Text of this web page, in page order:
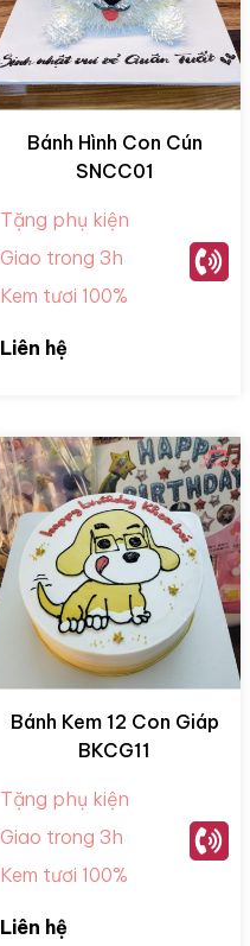
Bánh Hình Con Cún
SNCC01
Tặng phụ kiện
Giao trong 3h
Kem tươi 100%
Liên hệ
Bánh Kem 12 Con Giáp
BKCG11
Tặng phụ kiện
Giao trong 3h
Kem tươi 100%
Liên hệ